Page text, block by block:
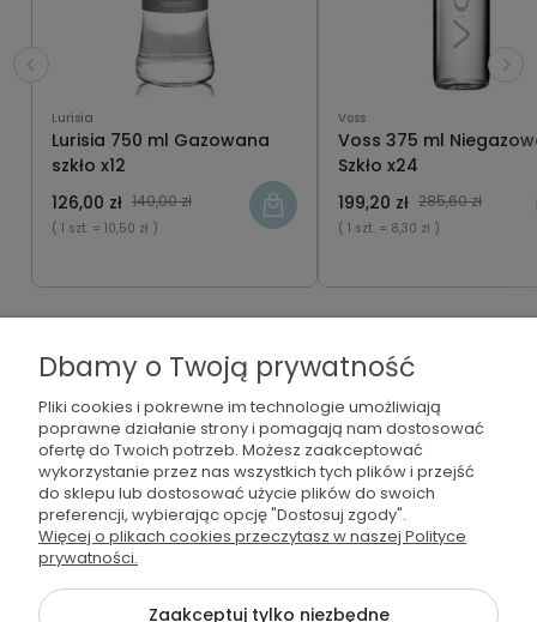
Lurisia
Lurisia 750 ml Gazowana
szkło x12
126,00 zł 140,00 zł
( 1 szt. = 10,50 zł )
Voss
Voss 375 ml
Szkło x24
199,20 zł 285,60 zł
( 1 szt. = 8,30 zł )
Zbieraj korzyści
Zarejestruj się i zbieraj punkty
Masz już konto? Zaloguj się
Śledź nas na:
Dbamy o Twoją prywatność
Pliki cookies i pokrewne im technologie umożliwiają
poprawne działanie strony i pomagają nam dostosować
ofertę do Twoich potrzeb. Możesz zaakceptować
wykorzystanie przez nas wszystkich tych plików i przejść
do sklepu lub dostosować użycie plików do swoich
preferencji, wybierając opcję "Dostosuj zgody".
Więcej o plikach cookies przeczytasz w naszej Polityce
prywatności.
Zaakceptuj tylko niezbędne